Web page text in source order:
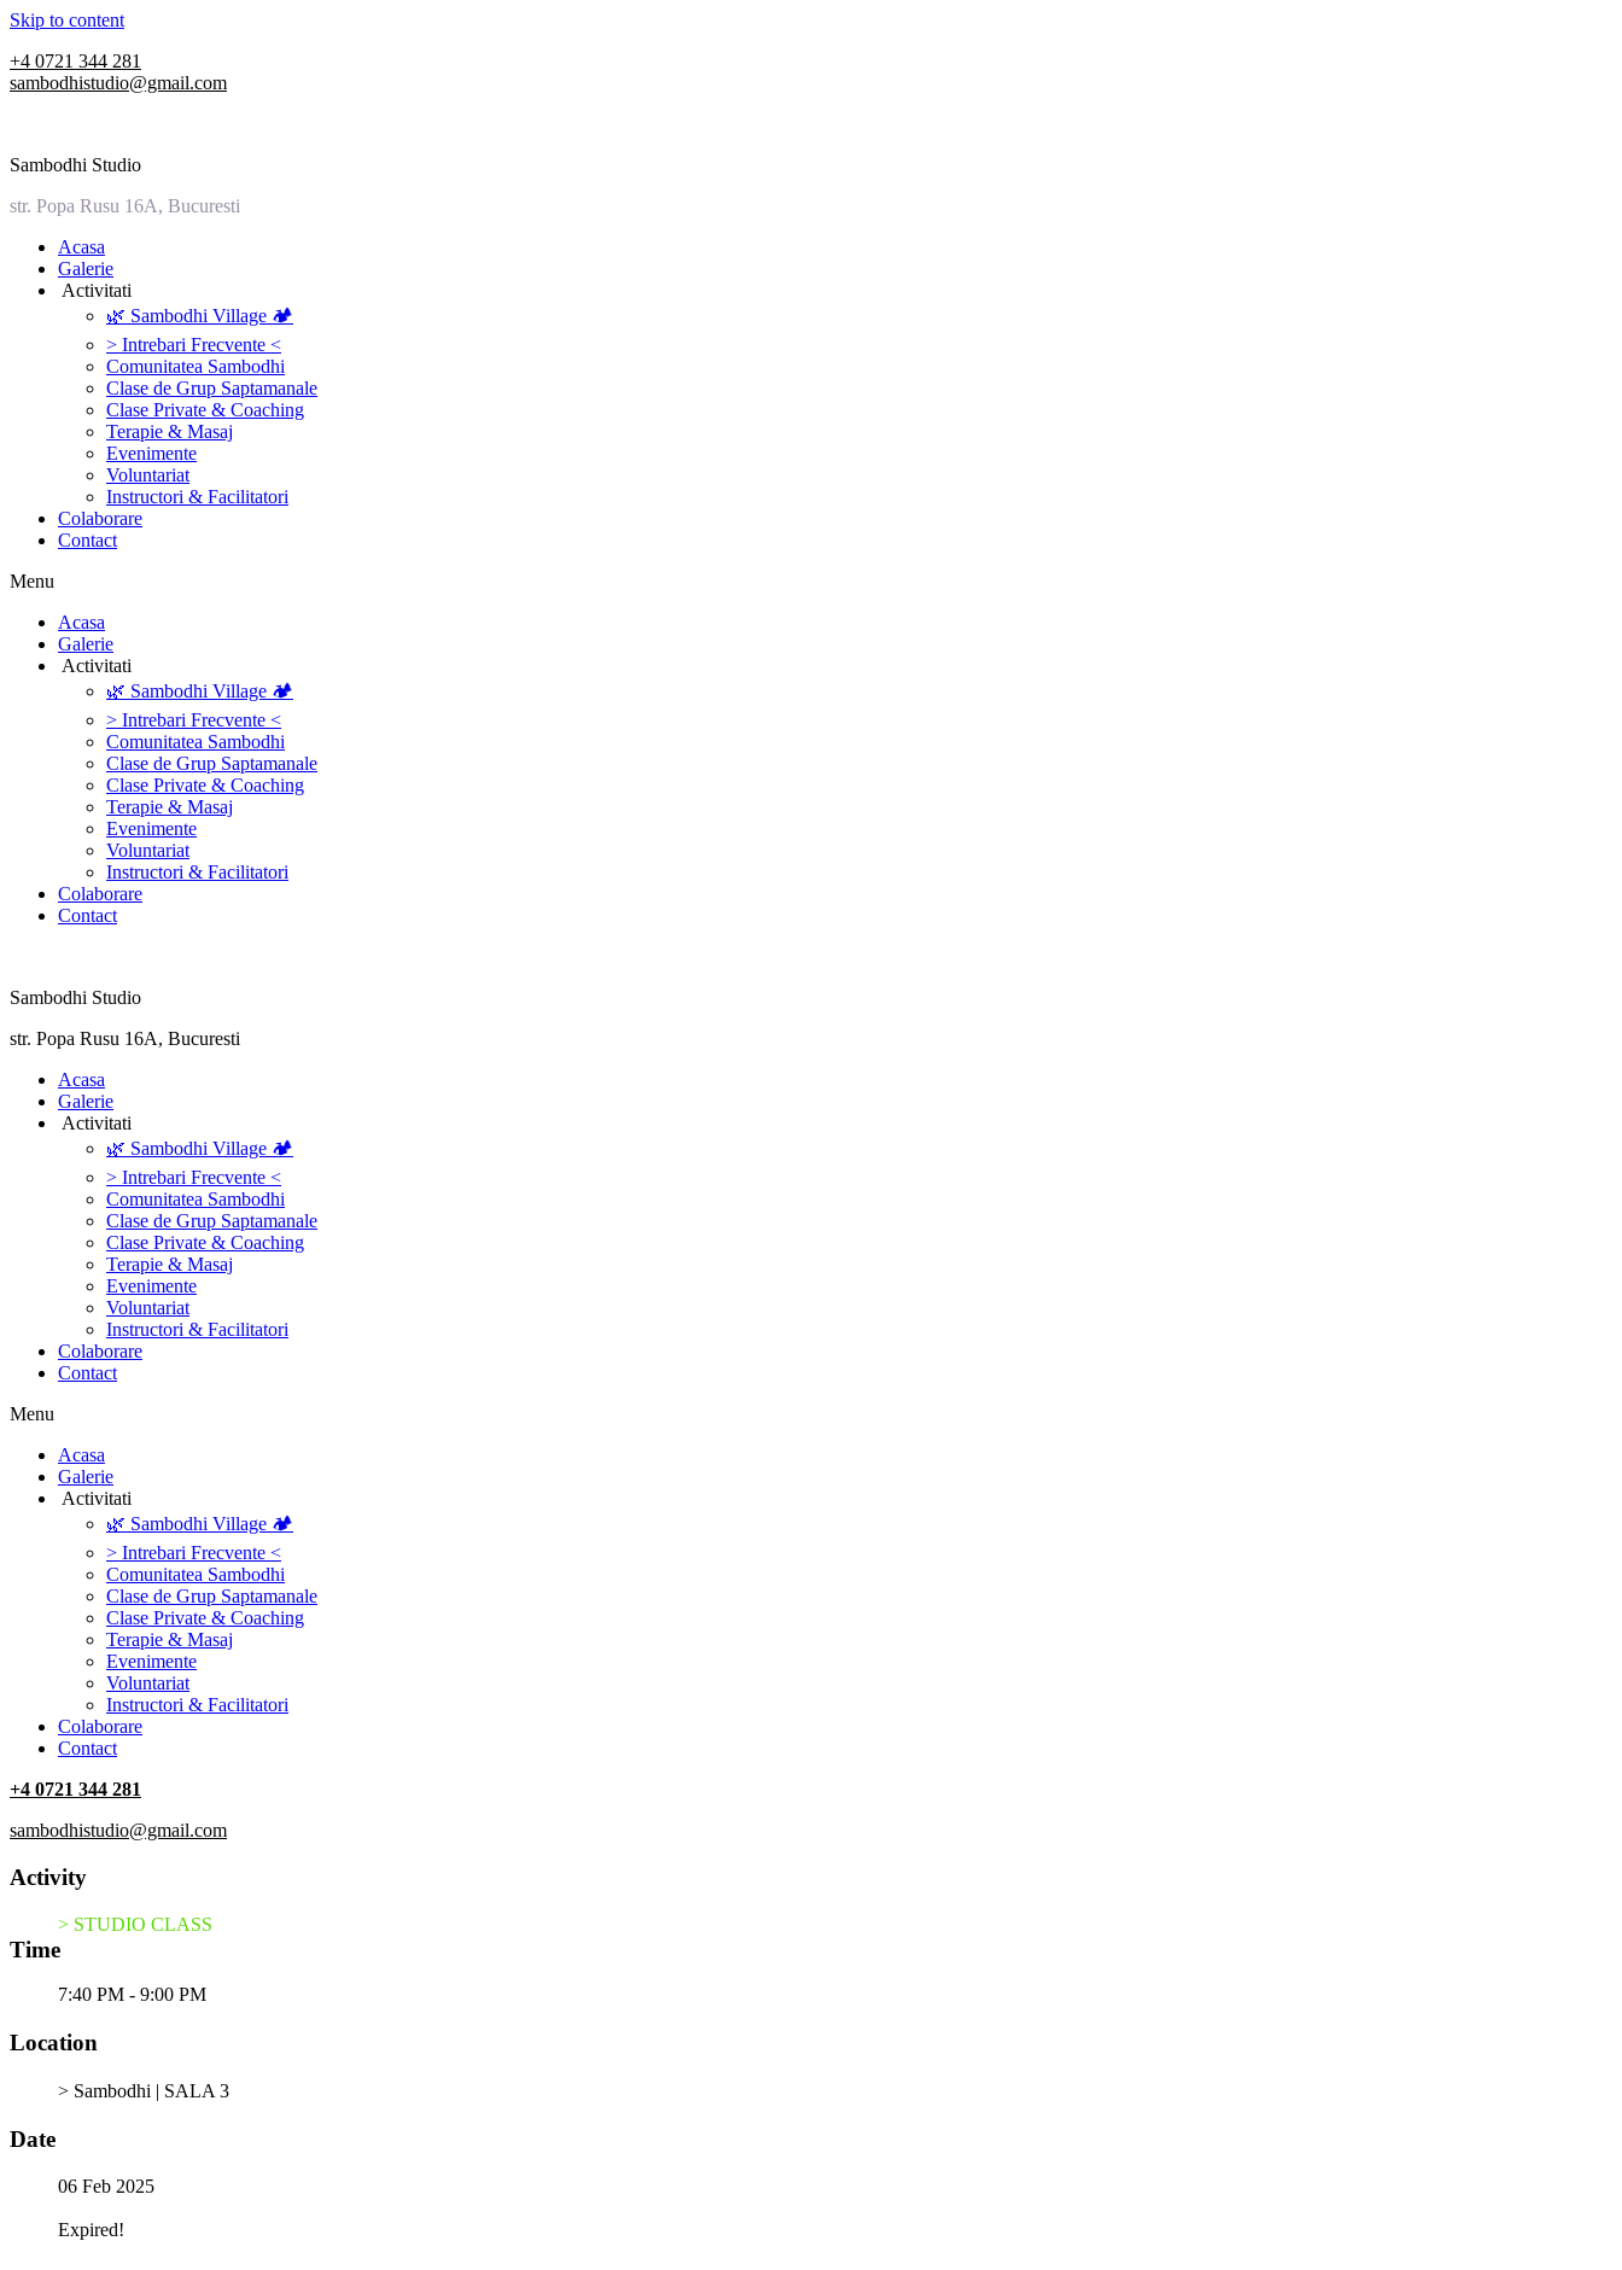
Skip to content
+4 0721 344 281
sambodhistudio@gmail.com
Sambodhi Studio
str. Popa Rusu 16A, Bucuresti
‎Acasa
Galerie
‎ ‎Activitati‎
🌿 Sambodhi Village 🏕️
> Intrebari Frecvente <
Comunitatea Sambodhi
Clase de Grup Saptamanale
Clase Private & Coaching
Terapie & Masaj
‎Evenimente
Voluntariat
‏‏‎Instructori & Facilitatori
Colaborare
Contact
Menu
‎Acasa
Galerie
‎ ‎Activitati‎
🌿 Sambodhi Village 🏕️
> Intrebari Frecvente <
Comunitatea Sambodhi
Clase de Grup Saptamanale
Clase Private & Coaching
Terapie & Masaj
‎Evenimente
Voluntariat
‏‏‎Instructori & Facilitatori
Colaborare
Contact
Sambodhi Studio
str. Popa Rusu 16A, Bucuresti
‎Acasa
Galerie
‎ ‎Activitati‎
🌿 Sambodhi Village 🏕️
> Intrebari Frecvente <
Comunitatea Sambodhi
Clase de Grup Saptamanale
Clase Private & Coaching
Terapie & Masaj
‎Evenimente
Voluntariat
‏‏‎Instructori & Facilitatori
Colaborare
Contact
Menu
‎Acasa
Galerie
‎ ‎Activitati‎
🌿 Sambodhi Village 🏕️
> Intrebari Frecvente <
Comunitatea Sambodhi
Clase de Grup Saptamanale
Clase Private & Coaching
Terapie & Masaj
‎Evenimente
Voluntariat
‏‏‎Instructori & Facilitatori
Colaborare
Contact
+4 0721 344 281
sambodhistudio@gmail.com
Activity
> STUDIO CLASS
Time
7:40 PM - 9:00 PM
Location
> Sambodhi | SALA 3
Date
06 Feb 2025
Expired!